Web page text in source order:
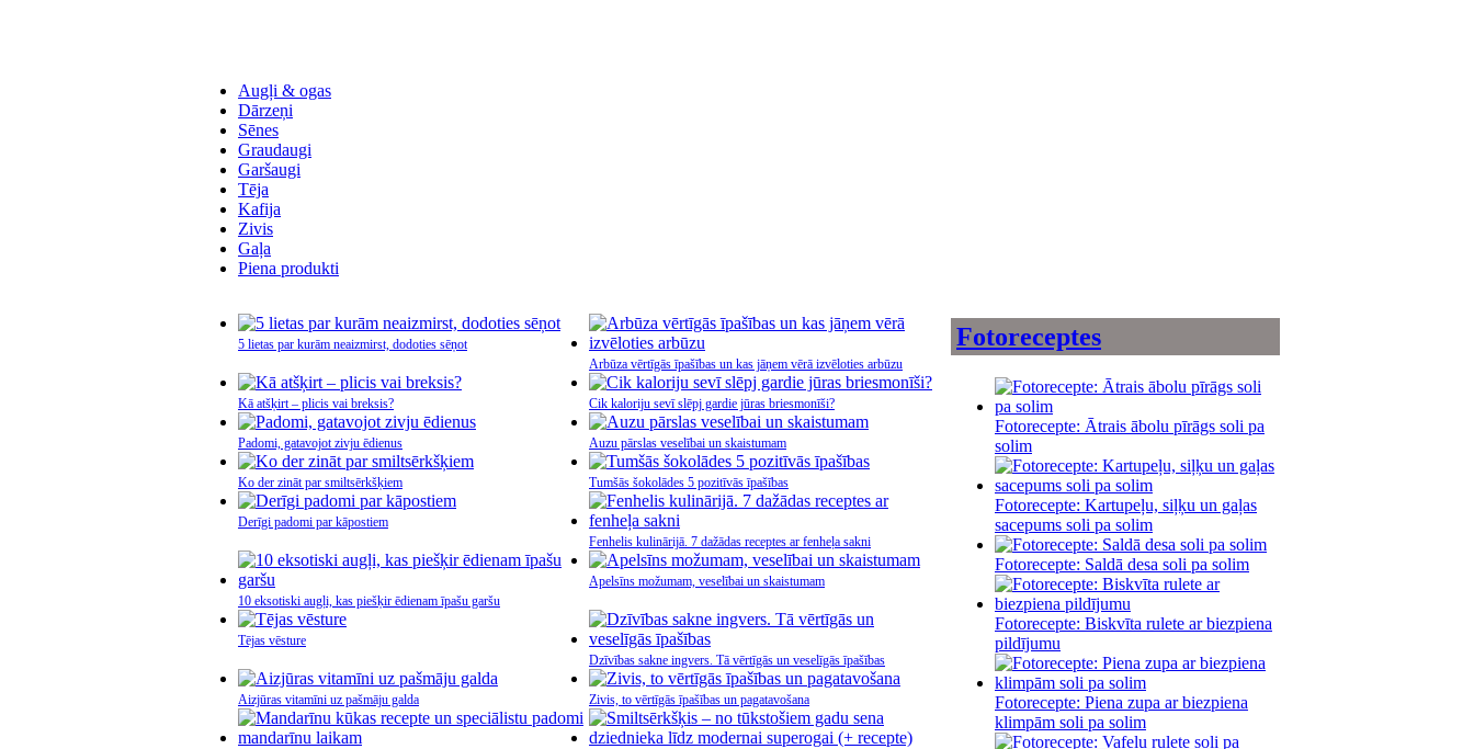
Augļi & ogas
Dārzeņi
Sēnes
Graudaugi
Garšaugi
Tēja
Kafija
Zivis
Gaļa
Piena produkti
5 lietas par kurām neaizmirst, dodoties sēņot
Arbūza vērtīgās īpašības un kas jāņem vērā izvēloties arbūzu
Kā atšķirt – plicis vai breksis? Cik kaloriju sevī slēpj gardie jūras briesmonīši?
Padomi, gatavojot zivju ēdienus Auzu pārslas veselībai un skaistumam
Ko der zināt par smiltsērkšķiem Tumšās šokolādes 5 pozitīvās īpašības
Derīgi padomi par kāpostiem
Fenhelis kulinārijā. 7 dažādas receptes ar fenheļa sakni
10 eksotiski augļi, kas piešķir ēdienam īpašu garšu
Apelsīns možumam, veselībai un skaistumam
Tējas vēsture
Dzīvības sakne ingvers. Tā vērtīgās un veselīgās īpašības
Aizjūras vitamīni uz pašmāju galda Zivis, to vērtīgās īpašības un pagatavošana
Fotoreceptes
Fotorecepte: Ātrais ābolu pīrāgs soli pa
solim
Fotorecepte: Kartupeļu, siļķu un gaļas
sacepums soli pa solim
Fotorecepte: Saldā desa soli pa solim
Fotorecepte: Biskvīta rulete ar biezpiena
pildījumu
Fotorecepte: Piena zupa ar biezpiena
klimpām soli pa solim